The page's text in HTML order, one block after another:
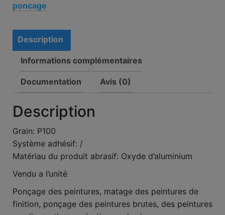
poncage
Description
Informations complémentaires
Documentation Avis (0)
Description
Grain: P100
Système adhésif: /
Matériau du produit abrasif: Oxyde d’aluminium
Vendu a l’unité
Ponçage des peintures, matage des peintures de
finition, ponçage des peintures brutes, des peintures